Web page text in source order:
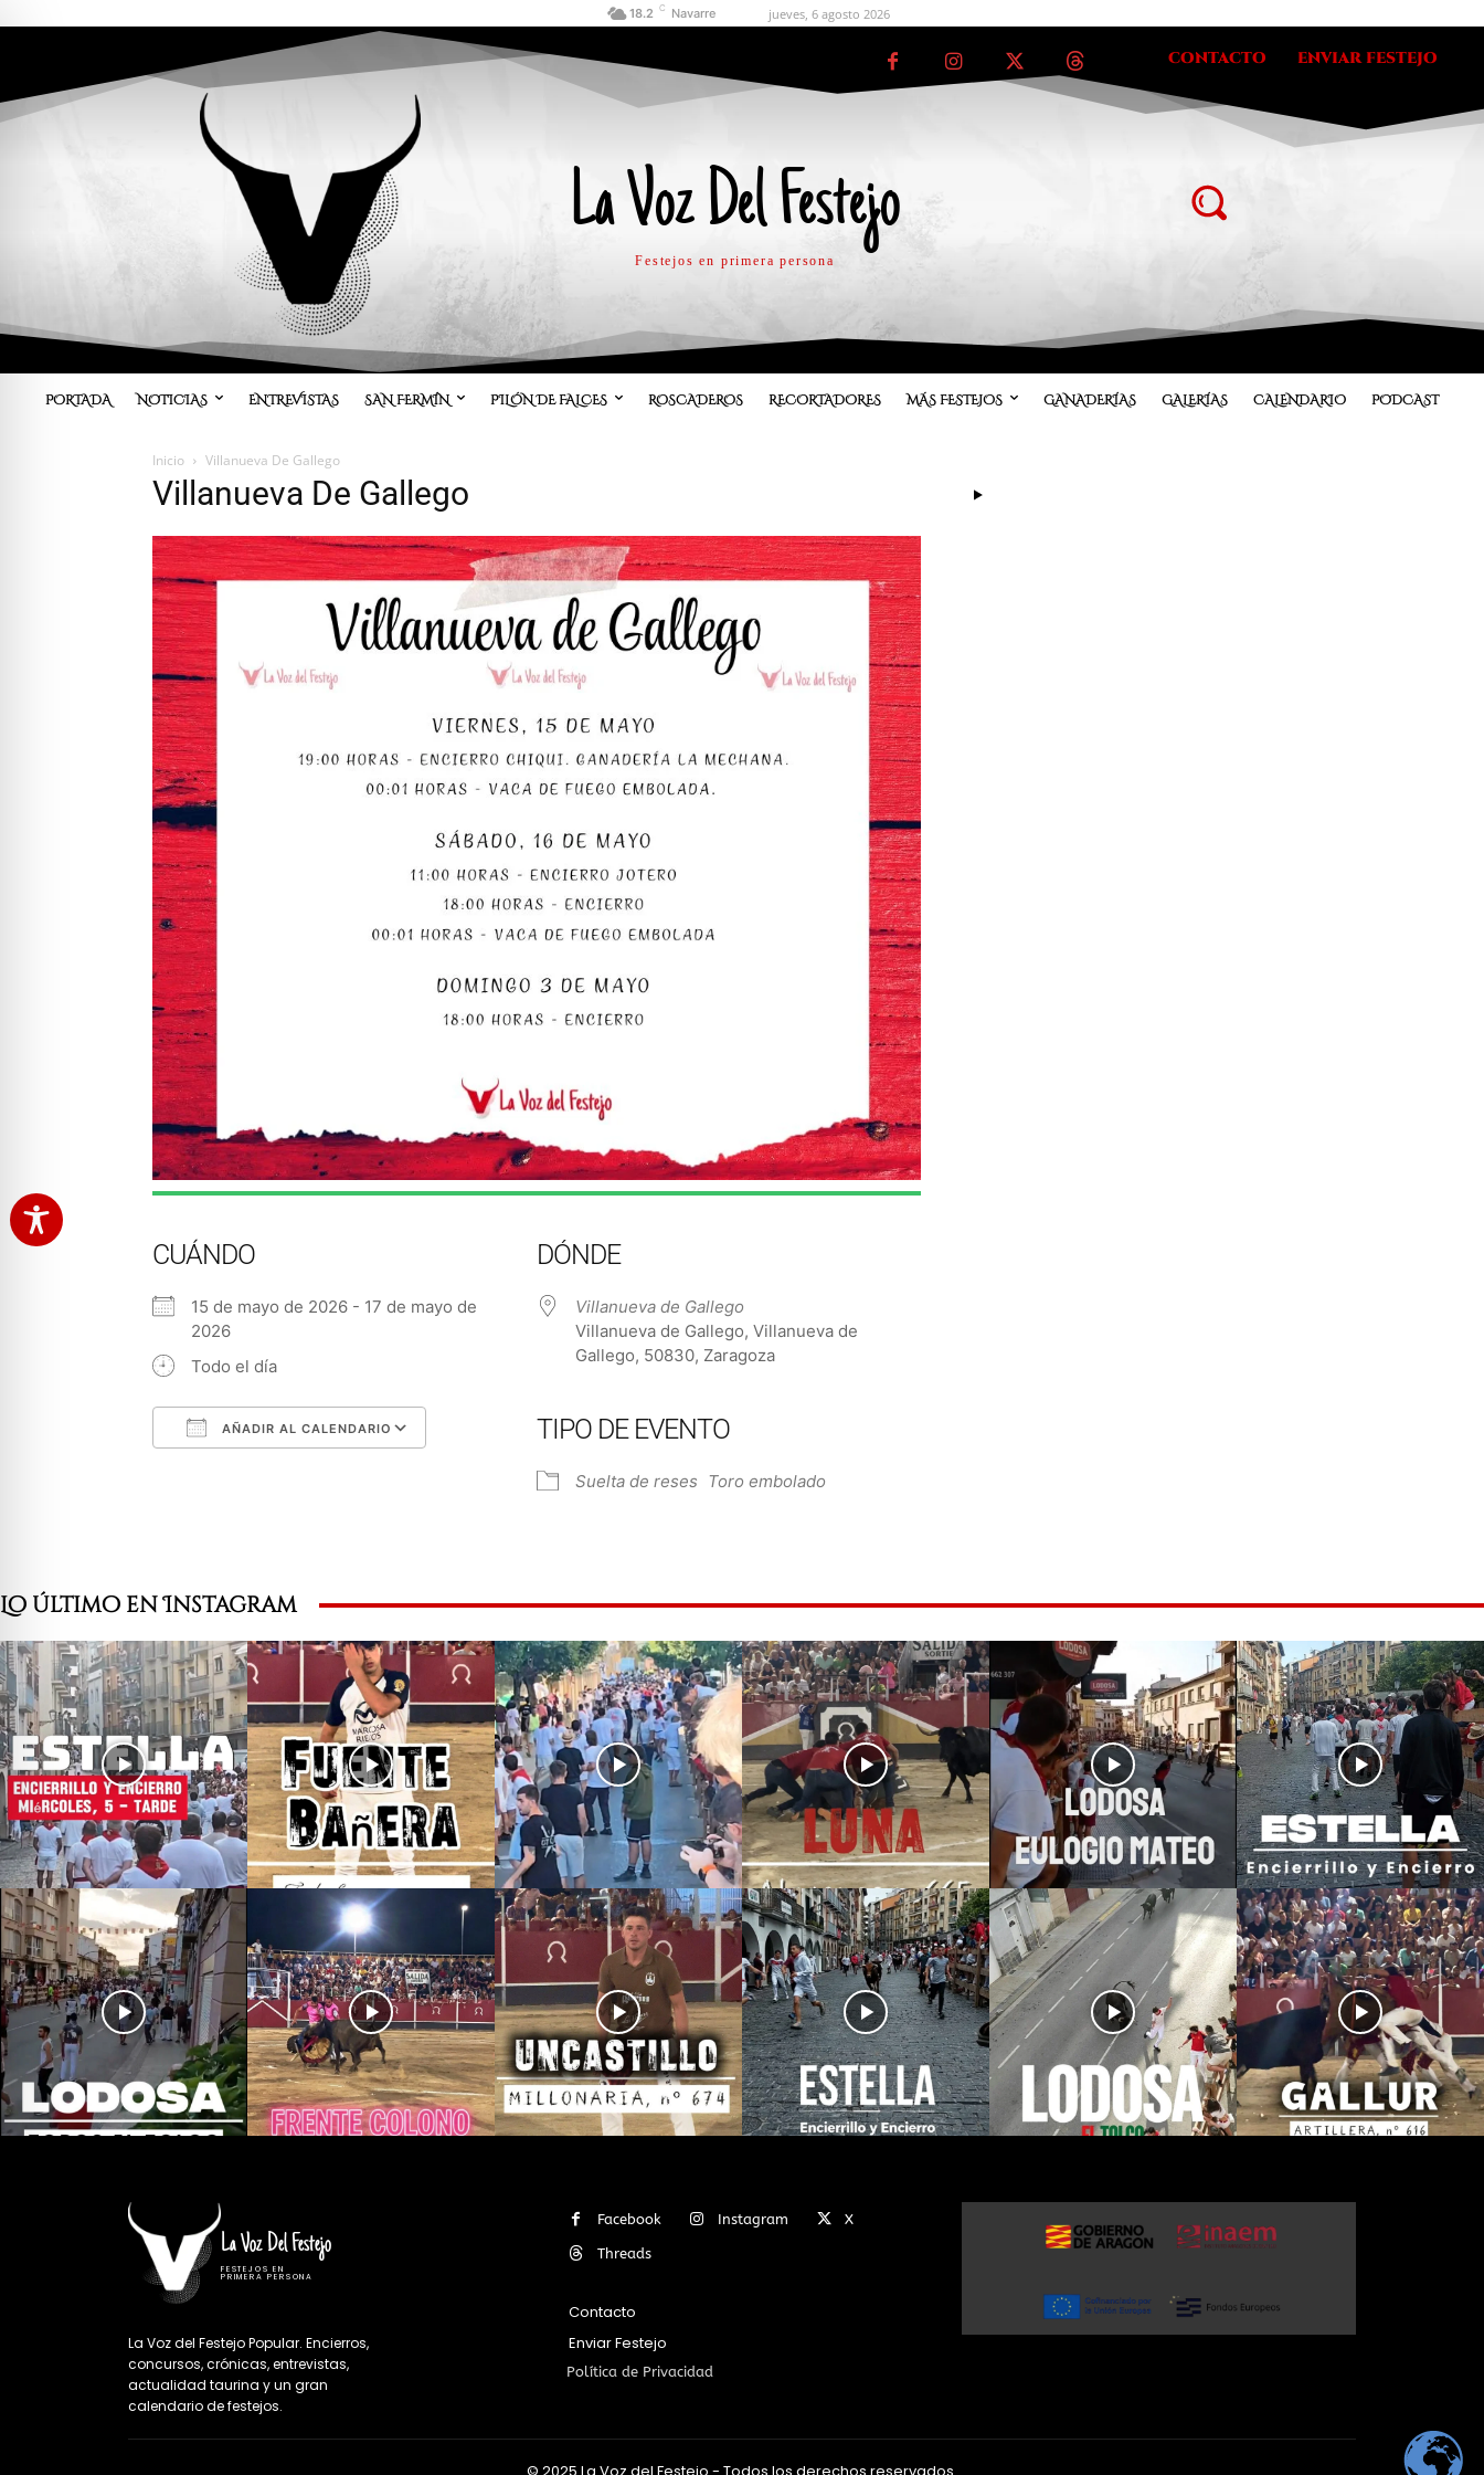
18.2 C Navarre jueves, 6 agosto 2026
La Voz Del Festejo
Festejos en primera persona
CONTACTO ENVIAR FESTEJO
PORTADA NOTICIAS ENTREVISTAS SAN FERMÍN PILÓN DE FALCES ROSCADEROS RECORTADORES MÁS FESTEJOS GANADERÍAS GALERÍAS CALENDARIO PODCAST
Inicio Villanueva De Gallego
Villanueva De Gallego
CUÁNDO
15 de mayo de 2026 - 17 de mayo de
2026
Todo el día
AÑADIR AL CALENDARIO
Google Calendar iCalendar
DÓNDE
Villanueva de Gallego
Villanueva de Gallego, Villanueva de
Gallego, 50830, Zaragoza
TIPO DE EVENTO
Suelta de reses Toro embolado
Lo último en Instagram
La Voz Del Festejo
FESTEJOS EN
PRIMERA PERSONA
La Voz del Festejo Popular. Encierros,
concursos, crónicas, entrevistas,
actualidad taurina y un gran
calendario de festejos.
Facebook Instagram X
Threads
Contacto
Enviar Festejo
Política de Privacidad